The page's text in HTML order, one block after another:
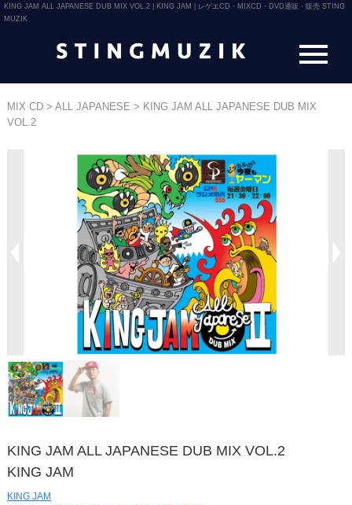
KING JAM ALL JAPANESE DUB MIX VOL.2 | KING JAM | レゲエCD・MIXCD・DVD通販・販売 STING
MUZIK
MIX CD> ALL JAPANESE > KING JAM ALL JAPANESE DUB MIX
VOL.2
KING JAM ALL JAPANESE DUB MIX VOL.2
KING JAM
KING JAM